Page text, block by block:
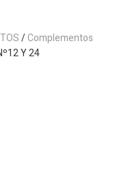
/Complementos
Y 24